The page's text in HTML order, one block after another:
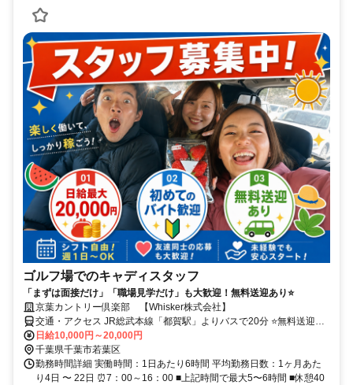
ゴルフ場でのキャディスタッフ
「まずは面接だけ」「職場見学だけ」も大歓迎！​無料送迎あり⭐
京葉カントリー倶楽部 【Whisker株式会社】
交通・アクセス JR総武本線「都賀駅」よりバスで20分 ⭐無料送迎バ
スあり ⭐車・バイク・自転車通勤OK【交通費規定支給】
日給10,000円～20,000円
千葉県千葉市若葉区
勤務時間詳細 実働時間：1日あたり6時間 平均勤務日数：1ヶ月あた
り4日 〜 22日 ⏰7：00～16：00 ■上記時間で最大5〜6時間 ■休憩40